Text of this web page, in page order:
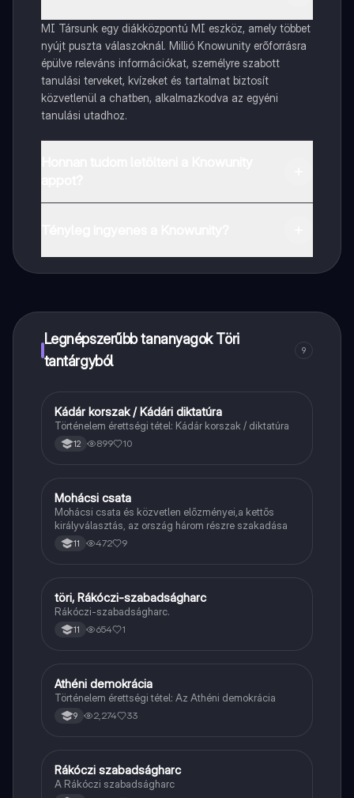
MI Társunk egy diákközpontú MI eszköz, amely többet
nyújt puszta válaszoknál. Millió Knowunity erőforrásra
épülve releváns információkat, személyre szabott
tanulási terveket, kvízeket és tartalmat biztosít
közvetlenül a chatben, alkalmazkodva az egyéni
tanulási utadhoz.
Legnépszerűbb tananyagok Töri
tantárgyból
9
Töri
Kádár korszak / Kádári diktatúra
Történelem érettségi tétel: Kádár korszak / diktatúra
12 899 10
Töri
Mohácsi csata
Mohácsi csata és közvetlen előzményei,a kettős
királyválasztás, az ország három részre szakadása
11 472 9
Töri
töri, Rákóczi-szabadságharc
Rákóczi-szabadságharc.
11 654 1
Töri
Athéni demokrácia
Történelem érettségi tétel: Az Athéni demokrácia
9 2,274 33
Töri
Rákóczi szabadságharc
A Rákóczi szabadságharc